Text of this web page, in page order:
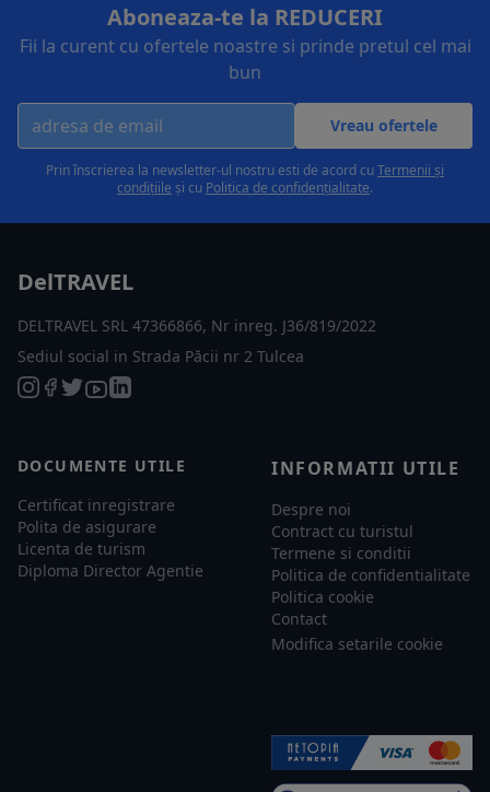
Aboneaza-te la REDUCERI
Fii la curent cu ofertele noastre si prinde pretul cel mai
bun
Vreau ofertele
Prin înscrierea la newsletter-ul nostru esti de acord cuTermenii și
condițiile și cu Politica de confidențialitate.
DelTRAVEL
DELTRAVEL SRL 47366866, Nr inreg. J36/819/2022
Sediul social in Strada Păcii nr 2 Tulcea
DOCUMENTE UTILE
Certificat inregistrare
Polita de asigurare
Licenta de turism
Diploma Director Agentie
INFORMATII UTILE
Despre noi
Contract cu turistul
Termene si conditii
Politica de confidentialitate
Politica cookie
Contact
Modifica setarile cookie